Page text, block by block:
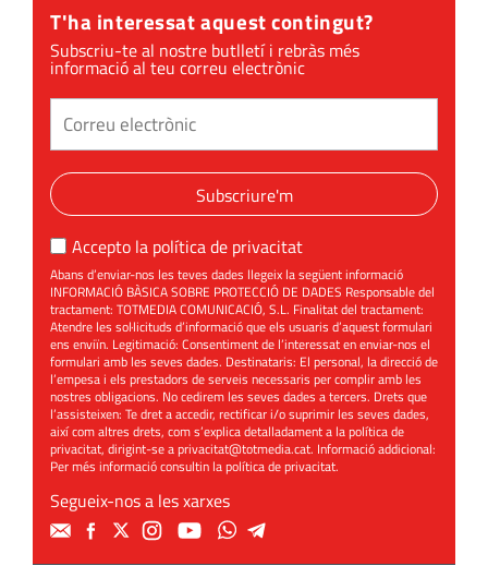
T'ha interessat aquest contingut?
Subscriu-te al nostre butlletí i rebràs més
informació al teu correu electrònic
Subscriure'm
Accepto la política de privacitat
Abans d’enviar-nos les teves dades llegeix la següent informació
INFORMACIÓ BÀSICA SOBRE PROTECCIÓ DE DADES Responsable del
tractament: TOTMEDIA COMUNICACIÓ, S.L. Finalitat del tractament:
Atendre les sol·licituds d’informació que els usuaris d’aquest formulari
ens enviïn. Legitimació: Consentiment de l’interessat en enviar-nos el
formulari amb les seves dades. Destinataris: El personal, la direcció de
l’empesa i els prestadors de serveis necessaris per complir amb les
nostres obligacions. No cedirem les seves dades a tercers. Drets que
l’assisteixen: Te dret a accedir, rectificar i/o suprimir les seves dades,
així com altres drets, com s’explica detalladament a la política de
privacitat, dirigint-se aprivacitat@totmedia.cat. Informació addicional:
Per més informació consultin lapolítica de privacitat.
Segueix-nos a les xarxes